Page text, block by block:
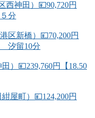
西神田）💴90,720円
分
区新橋）💴70,200円
汐留10分
）💴239,760円【18.50
屋町）💴124,200円